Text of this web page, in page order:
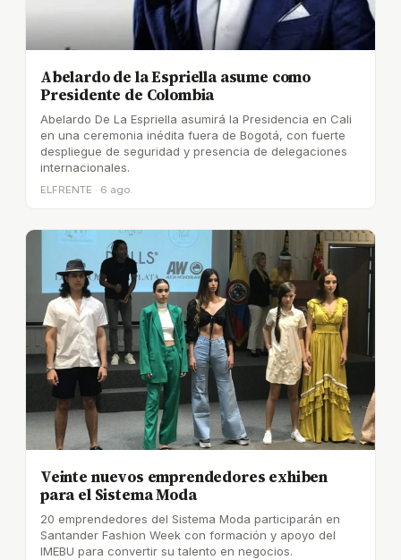
Abelardo de la Espriella asume como
Presidente de Colombia
Abelardo De La Espriella asumirá la Presidencia en Cali
en una ceremonia inédita fuera de Bogotá, con fuerte
despliegue de seguridad y presencia de delegaciones
internacionales.
ELFRENTE · 6 ago.
Veinte nuevos emprendedores exhiben
para el Sistema Moda
20 emprendedores del Sistema Moda participarán en
Santander Fashion Week con formación y apoyo del
IMEBU para convertir su talento en negocios.